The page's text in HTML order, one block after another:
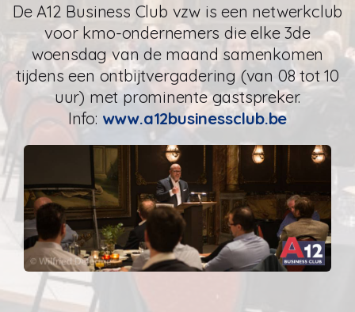
De A12 Business Club vzw is een netwerkclub
voor kmo-ondernemers die elke 3de
woensdag van de maand samenkomen
tijdens een ontbijtvergadering (van 08 tot 10
uur) met prominente gastspreker.
Info: www.a12businessclub.be